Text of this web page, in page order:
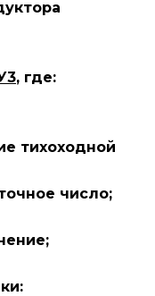
, где:
тихоходной
число;